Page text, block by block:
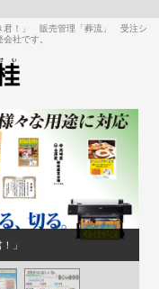
！」 販売管理「葬流」 受注シ
社です。
」